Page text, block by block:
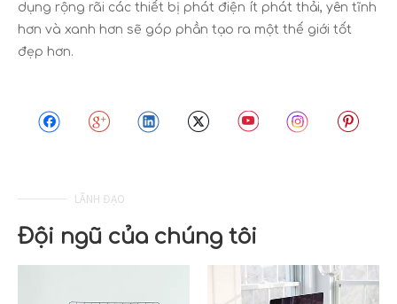
dụng rộng rãi các thiết bị phát điện ít phát thải, yên tĩnh
hơn và xanh hơn sẽ góp phần tạo ra một thế giới tốt
đẹp hơn.
LÃNH ĐẠO
Đội ngũ của chúng tôi